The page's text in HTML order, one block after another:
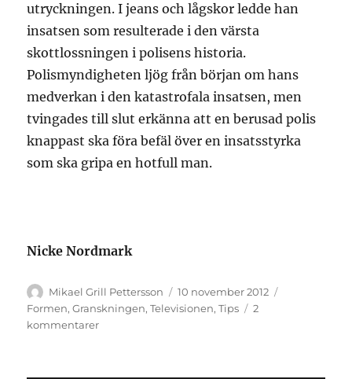
utryckningen. I jeans och lågskor ledde han
insatsen som resulterade i den värsta
skottlossningen i polisens historia.
Polismyndigheten ljög från början om hans
medverkan i den katastrofala insatsen, men
tvingades till slut erkänna att en berusad polis
knappast ska föra befäl över en insatsstyrka
som ska gripa en hotfull man.
Nicke Nordmark
Författare
Mikael Grill Pettersson
Publicerat
den
10 november 2012
Formen,Granskningen,Televisionen,Tips
2
kommentarertill